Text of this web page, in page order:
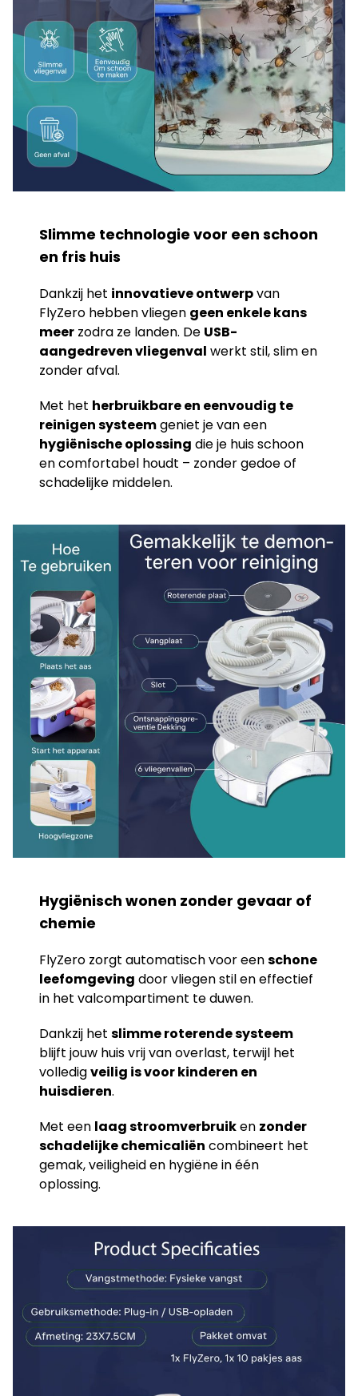
Slimme technologie voor een schoon
en fris huis
Dankzij het innovatieve ontwerpvan
FlyZero hebben vliegen geen enkele kans
meer zodra ze landen. De USB-
aangedreven vliegenval werkt stil, slim en
zonder afval.
Met het herbruikbare en eenvoudig te
reinigen systeemgeniet je van een
hygiënische oplossing die je huis schoon
en comfortabel houdt – zonder gedoe of
schadelijke middelen.
Hygiënisch wonen zonder gevaar of
chemie
FlyZero zorgt automatisch voor eenschone
leefomgeving door vliegen stil en effectief
in het valcompartiment te duwen.
Dankzij hetslimme roterende systeem
blijft jouw huis vrij van overlast, terwijl het
volledigveilig is voor kinderen en
huisdieren.
Met een laag stroomverbruiken zonder
schadelijke chemicaliën combineert het
gemak, veiligheid en hygiëne in één
oplossing.